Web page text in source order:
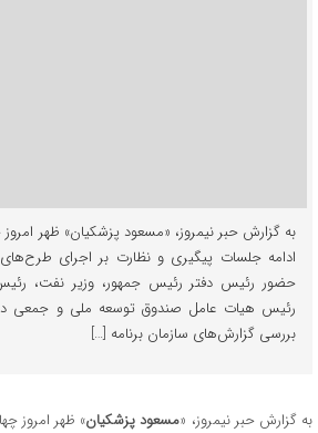
ادامه جلسات پیگیری و نظارت بر اجرای
حضور رئیس دفتر رئیس جمهور، وزیر نفت،
رئیس هیات عامل صندوق توسعه ملی و جمعی
بررسی گزارش‌های سازمان برنامه […]
به گزارش حبر نیمروز، «مسعود پزشکیان